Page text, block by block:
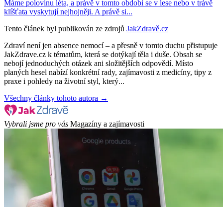
Máme polovinu léta, a právě v tomto období se v lese nebo v trávě
klíšťata vyskytují nejhojněji. A právě si...
Tento článek byl publikován ze zdrojů JakZdravě.cz
Zdraví není jen absence nemocí – a přesně v tomto duchu přistupuje
JakZdrave.cz k tématům, která se dotýkají těla i duše. Obsah se
nebojí jednoduchých otázek ani složitějších odpovědí. Místo
planých hesel nabízí konkrétní rady, zajímavosti z medicíny, tipy z
praxe i pohledy na životní styl, který...
Všechny články tohoto autora →
Vybrali jsme pro vás Magazíny a zajímavosti